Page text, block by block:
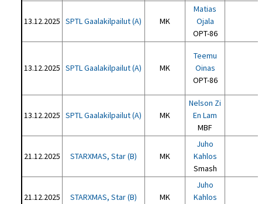
13.12.2025 SPTL Gaalakilpailut (A) MK
Matias
Ojala
OPT-86
13.12.2025 SPTL Gaalakilpailut (A) MK
Teemu
Oinas
OPT-86
13.12.2025 SPTL Gaalakilpailut (A) MK
Nelson Zi
En Lam
MBF
21.12.2025 STARXMAS, Star (B) MK
Juho
Kahlos
Smash
21.12.2025 STARXMAS, Star (B) MK
Juho
Kahlos